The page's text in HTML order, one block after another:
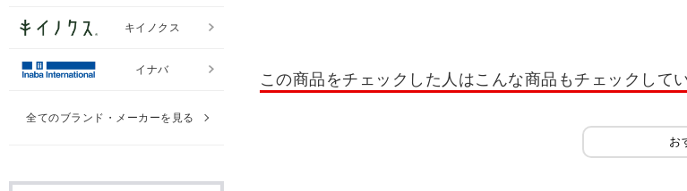
書類整理ケース 高さ880mm(錠付・鍵付) 書類整理ケース デスク周辺型 書類整
木製キャビネット・木製ラッ
この商品をチェックした人はこんな商品もチェックして
お
キイノクス
イナバ
全てのブランド・メーカーを見る